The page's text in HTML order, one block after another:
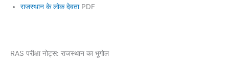
राजस्थान के लोक देवताPDF
RAS परीक्षा नोट्स: राजस्थान का भूगोल